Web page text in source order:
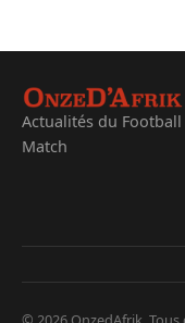
Actualités du
Match